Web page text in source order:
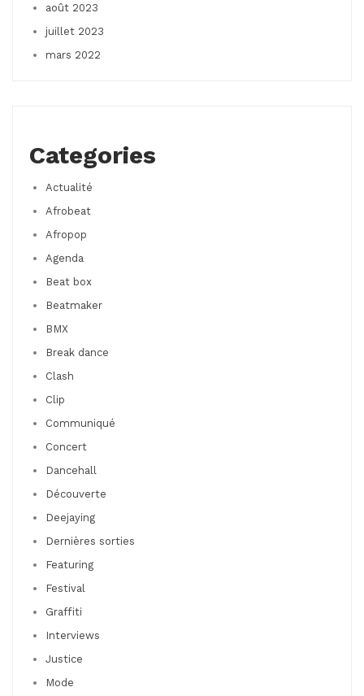
août 2023
juillet 2023
mars 2022
Categories
Actualité
Afrobeat
Afropop
Agenda
Beat box
Beatmaker
BMX
Break dance
Clash
Clip
Communiqué
Concert
Dancehall
Découverte
Deejaying
Dernières sorties
Featuring
Festival
Graffiti
Interviews
Justice
Mode